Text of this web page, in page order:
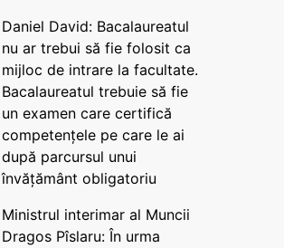
Daniel David: Bacalaureatul
nu ar trebui să fie folosit ca
mijloc de intrare la facultate.
Bacalaureatul trebuie să fie
un examen care certifică
competențele pe care le ai
după parcursul unui
învățământ obligatoriu
Ministrul interimar al Muncii
Dragos Pîslaru: În urma